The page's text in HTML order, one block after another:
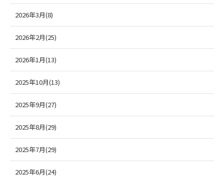
2026年3月(8)
2026年2月(25)
2026年1月(13)
2025年10月(13)
2025年9月(27)
2025年8月(29)
2025年7月(29)
2025年6月(24)